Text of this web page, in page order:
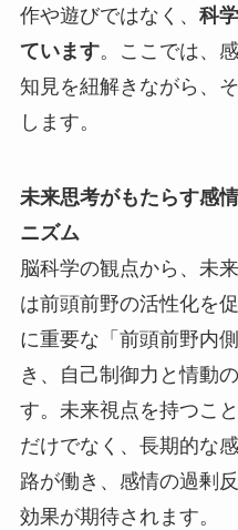
作や遊びではなく、 科
ています。ここでは、
知見を紐解きながら、
します。
未来思考がもたらす感
ニズム
脳科学の観点から、未
は前頭前野の活性化を
に重要な「前頭前野内
き、自己制御力と情動
す。未来視点を持つこ
だけでなく、長期的な
路が働き、感情の過剰
効果が期待されます。